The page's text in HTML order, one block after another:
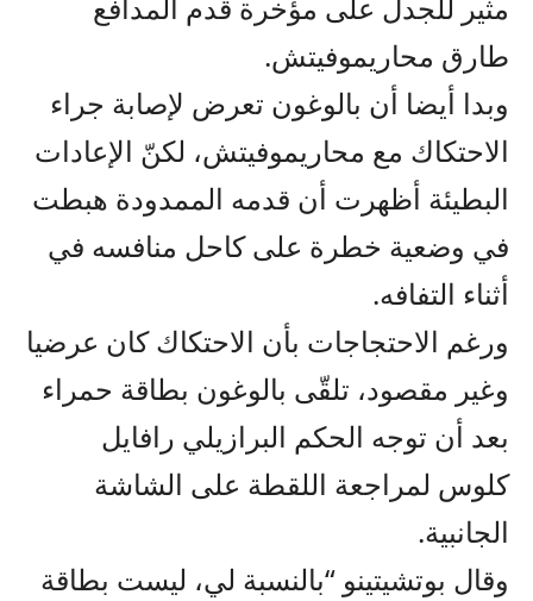
مثير للجدل على مؤخرة قدم المدافع
طارق محاريموفيتش.
وبدا أيضا أن بالوغون تعرض لإصابة جراء
الاحتكاك مع محاريموفيتش، لكنّ الإعادات
البطيئة أظهرت أن قدمه الممدودة هبطت
في وضعية خطرة على كاحل منافسه في
أثناء التفافه.
ورغم الاحتجاجات بأن الاحتكاك كان عرضيا
وغير مقصود، تلقّى بالوغون بطاقة حمراء
بعد أن توجه الحكم البرازيلي رافايل
كلوس لمراجعة اللقطة على الشاشة
الجانبية.
وقال بوتشيتينو “بالنسبة لي، ليست بطاقة